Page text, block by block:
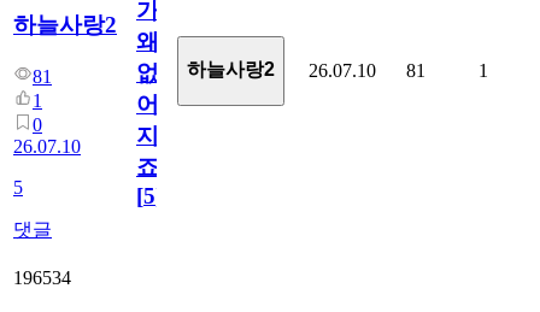
하늘사랑2
81
1
0
26.07.10
5
댓글
가
왜
없
어
지
죠.?
[5]
하늘사랑2 26.07.10 81 1
196534